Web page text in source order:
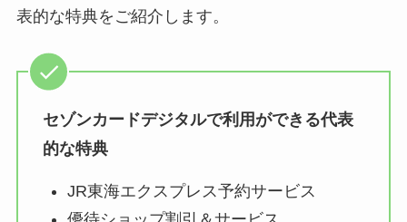
表的な特典をご紹介します。
セゾンカードデジタルで利用ができる代表
的な特典
JR東海エクスプレス予約サービス